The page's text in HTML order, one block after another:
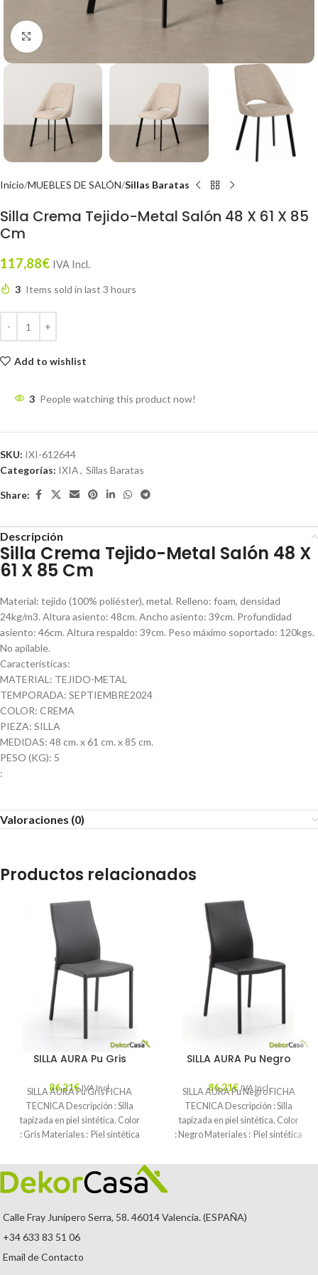
Click to enlarge
Inicio MUEBLES DE SALÓN Sillas Baratas
Silla Crema Tejido-Metal Salón 48 X 61 X 85
Cm
117,88€ IVA Incl.
3 Items sold in last 3 hours
Add to wishlist
3 People watching this product now!
SKU: IXI-612644
Categorías: IXIA, Sillas Baratas
Share:
Descripción
Silla Crema Tejido-Metal Salón 48 X
61 X 85 Cm
Material: tejido (100% poliéster), metal. Relleno: foam, densidad
24kg/m3. Altura asiento: 48cm. Ancho asiento: 39cm. Profundidad
asiento: 46cm. Altura respaldo: 39cm. Peso máximo soportado: 120kgs.
No apilable.
Características:
MATERIAL: TEJIDO-METAL
TEMPORADA: SEPTIEMBRE2024
COLOR: CREMA
PIEZA: SILLA
MEDIDAS: 48 cm. x 61 cm. x 85 cm.
PESO (KG): 5
:
Valoraciones (0)
Productos relacionados
SILLA AURA Pu Gris
86,21€ IVA Incl.
SILLA AURA Pu Gris FICHA
TECNICA Descripción : Silla
tapizada en piel sintética. Color
: Gris Materiales : Piel sintética
SILLA AURA Pu Negro
86,21€ IVA Incl.
SILLA AURA Pu Negro FICHA
TECNICA Descripción : Silla
tapizada en piel sintética. Color
: Negro Materiales : Piel sintética
Calle Fray Junípero Serra, 58. 46014 Valencia. (ESPAÑA)
+34 633 83 51 06
Email de Contacto